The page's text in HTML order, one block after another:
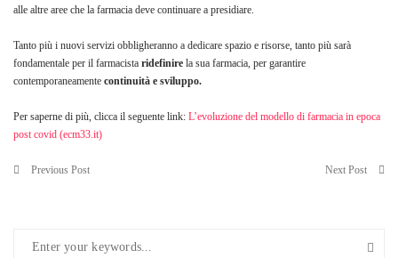
alle altre aree che la farmacia deve continuare a presidiare.
Tanto più i nuovi servizi obbligheranno a dedicare spazio e risorse, tanto più sarà
fondamentale per il farmacista ridefi­nire la sua farmacia, per garantire
contemporaneamente continuità e sviluppo.
Per saperne di più, clicca il seguente link: L’evoluzione del modello di farmacia in epoca
post covid (ecm33.it)
Previous Post Next Post